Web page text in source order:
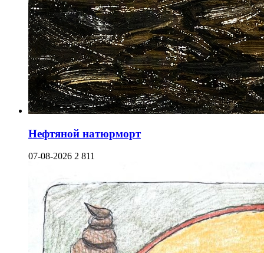
Нефтяной натюрморт
07-08-2026 2 811